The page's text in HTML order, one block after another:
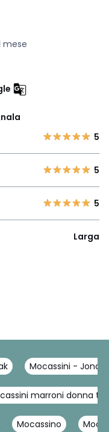
mese
5
5
5
Larga
Mocassini - Jonak
marroni donna
Mocassino